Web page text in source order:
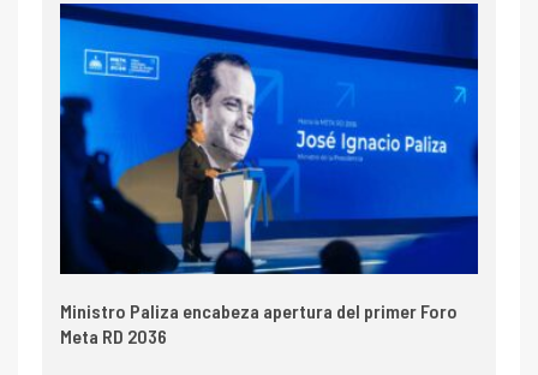
Ministro Paliza encabeza apertura del primer Foro
Meta RD 2036